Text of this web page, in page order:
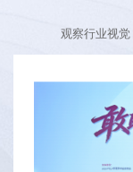
观察行业视觉